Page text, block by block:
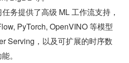
务提供了高级 ML 工作流支持，
PyTorch, OpenVINO 等模型
Serving，以及可扩展的时序数
。